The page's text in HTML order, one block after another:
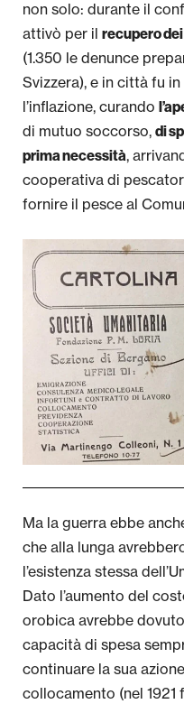
non solo: durante il
attivò per il recupero
(1.350 le denunce
Svizzera), e in città fu
l’inflazione, curando
di mutuo soccorso, di
prima necessità,
cooperativa di
fornire il pesce al
Ma la guerra ebbe
che alla lunga
l’esistenza stessa
Dato l’aumento del
orobica avrebbe
capacità di spesa
continuare la sua
collocamento (nel